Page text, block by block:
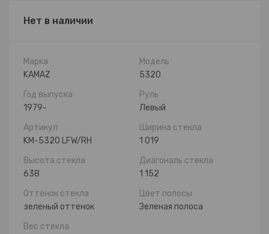
Нет в наличии
Марка
KAMAZ
Модель
5320
Год выпуска
1979-
Руль
Левый
Артикул
KM-5320 LFW/RH
Ширина стекла
1 019
Высота стекла
638
Диагональ стекла
1 152
Оттенок стекла
зеленый оттенок
Цвет полосы
Зеленая полоса
Вес стекла